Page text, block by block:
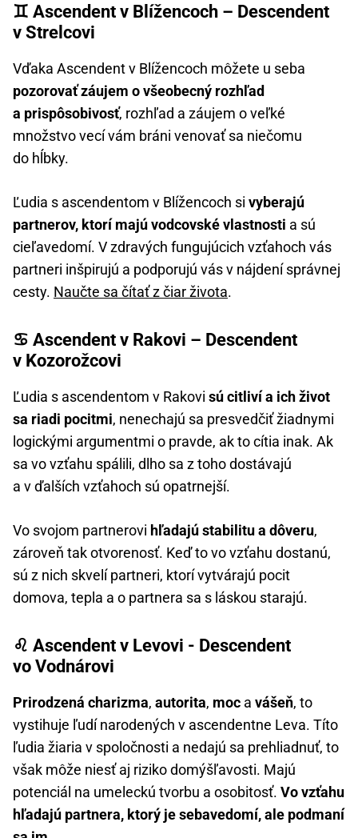
♊ Ascendent v Blížencoch – Descendent
v Strelcovi
Vďaka Ascendent v Blížencoch môžete u seba
pozorovať záujem o všeobecný rozhľad
a prispôsobivosť, rozhľad a záujem o veľké
množstvo vecí vám bráni venovať sa niečomu
do hĺbky.
Ľudia s ascendentom v Blížencoch si vyberajú
partnerov, ktorí majú vodcovské vlastnosti a sú
cieľavedomí. V zdravých fungujúcich vzťahoch vás
partneri inšpirujú a podporujú vás v nájdení správnej
cesty. Naučte sa čítať z čiar života.
♋ Ascendent v Rakovi – Descendent
v Kozorožcovi
Ľudia s ascendentom v Rakovi sú citliví a ich život
sa riadi pocitmi, nenechajú sa presvedčiť žiadnymi
logickými argumentmi o pravde, ak to cítia inak. Ak
sa vo vzťahu spálili, dlho sa z toho dostávajú
a v ďalších vzťahoch sú opatrnejší.
Vo svojom partnerovi hľadajú stabilitu a dôveru,
zároveň tak otvorenosť. Keď to vo vzťahu dostanú,
sú z nich skvelí partneri, ktorí vytvárajú pocit
domova, tepla a o partnera sa s láskou starajú.
♌ Ascendent v Levovi - Descendent
vo Vodnárovi
Prirodzená charizma, autorita, moc a vášeň, to
vystihuje ľudí narodených v ascendentne Leva. Títo
ľudia žiaria v spoločnosti a nedajú sa prehliadnuť, to
však môže niesť aj riziko domýšľavosti. Majú
potenciál na umeleckú tvorbu a osobitosť. Vo vzťahu
hľadajú partnera, ktorý je sebavedomí, ale podmaní